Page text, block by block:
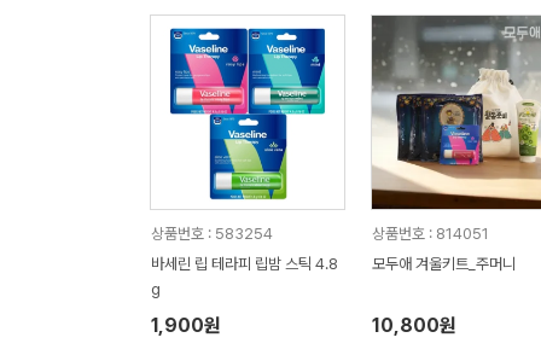
상품번호 : 583254
바세린 립 테라피 립밤 스틱 4.8
g
1,900원
상품번호 : 814051
모두애 겨울키트_주머니
10,800원